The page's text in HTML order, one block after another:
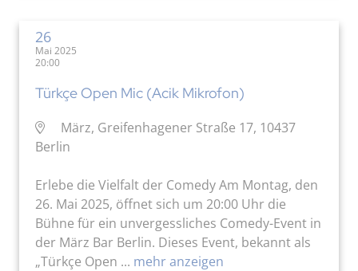
26
Mai 2025
20:00
Türkçe Open Mic (Acik Mikrofon)
März, Greifenhagener Straße 17, 10437
Berlin
Erlebe die Vielfalt der Comedy Am Montag, den
26. Mai 2025, öffnet sich um 20:00 Uhr die
Bühne für ein unvergessliches Comedy-Event in
der März Bar Berlin. Dieses Event, bekannt als
„Türkçe Open ... mehr anzeigen